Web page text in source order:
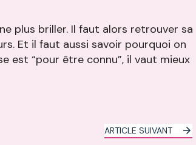
plus briller. Il faut alors retrouver sa
Et il faut aussi savoir pourquoi on
est “pour être connu”, il vaut mieux
ARTICLE SUIVANT